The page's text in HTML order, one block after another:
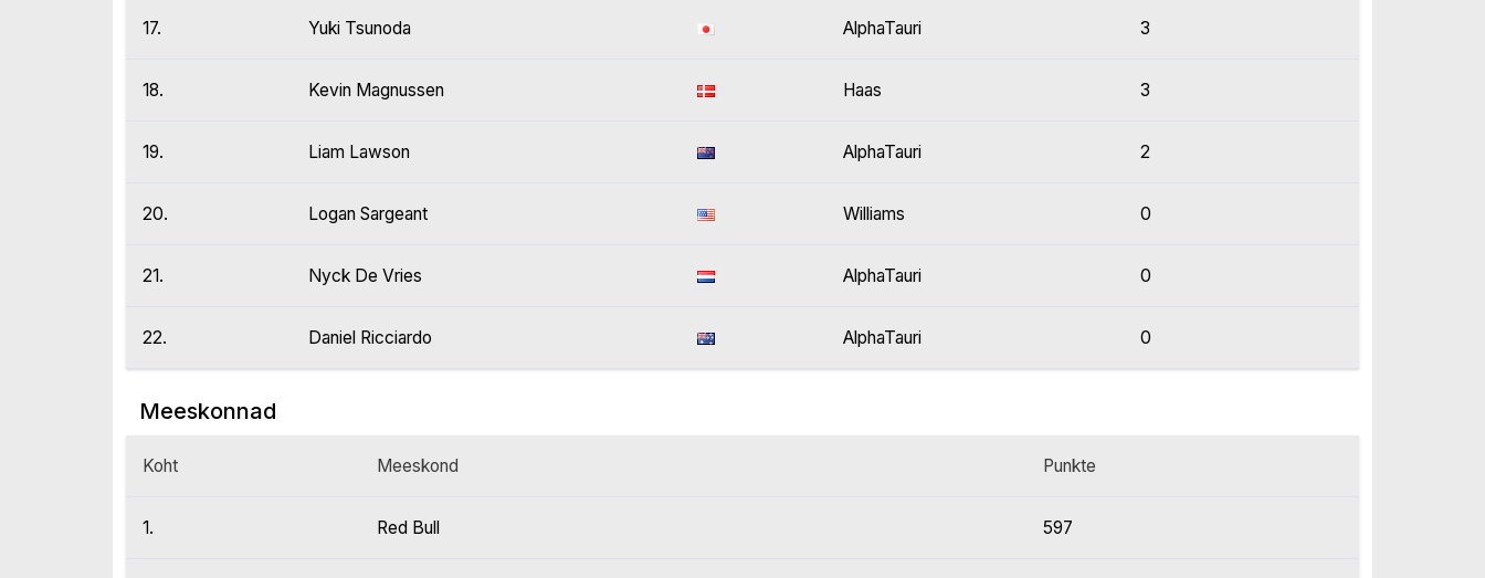
17. Yuki Tsunoda AlphaTauri 3
18. Kevin Magnussen Haas 3
19. Liam Lawson AlphaTauri 2
20. Logan Sargeant Williams 0
21. Nyck De Vries AlphaTauri 0
22. Daniel Ricciardo AlphaTauri 0
Meeskonnad
Koht Meeskond Punkte
1. Red Bull 597